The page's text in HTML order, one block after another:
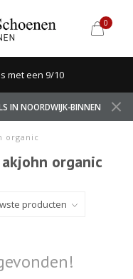
0
met een 9/10
IN NOORDWIJK-BINNEN
organic
organic